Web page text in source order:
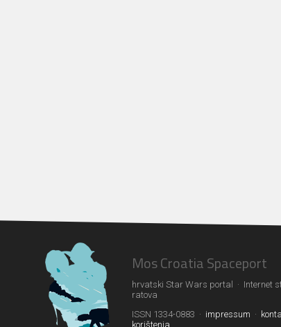
Mos Croatia Spaceport
hrvatski Star Wars portal · Internet
ratova
ISSN 1334-0883 · impressum ·
korištenja